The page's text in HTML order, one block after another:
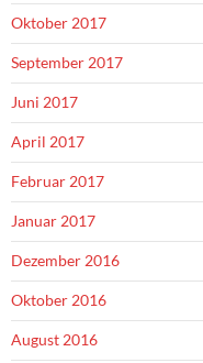
Oktober 2017
September 2017
Juni 2017
April 2017
Februar 2017
Januar 2017
Dezember 2016
Oktober 2016
August 2016